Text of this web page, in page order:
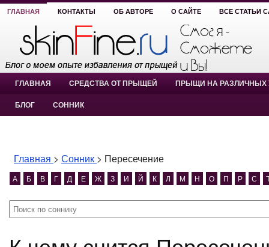
ГЛАВНАЯ КОНТАКТЫ ОБ АВТОРЕ О САЙТЕ ВСЕ СТАТЬИ
ГЛАВНАЯ СРЕДСТВА ОТ ПРЫЩЕЙ ПРЫЩИ НА РАЗЛИЧНЫХ
БЛОГ СОННИК
Главная > Сонник > Пересечение
А Б В Г Д Е Ж З И Й К Л М Н О П Р С